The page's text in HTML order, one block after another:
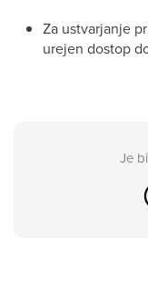
Za ustvarjanje
urejen dostop
Je